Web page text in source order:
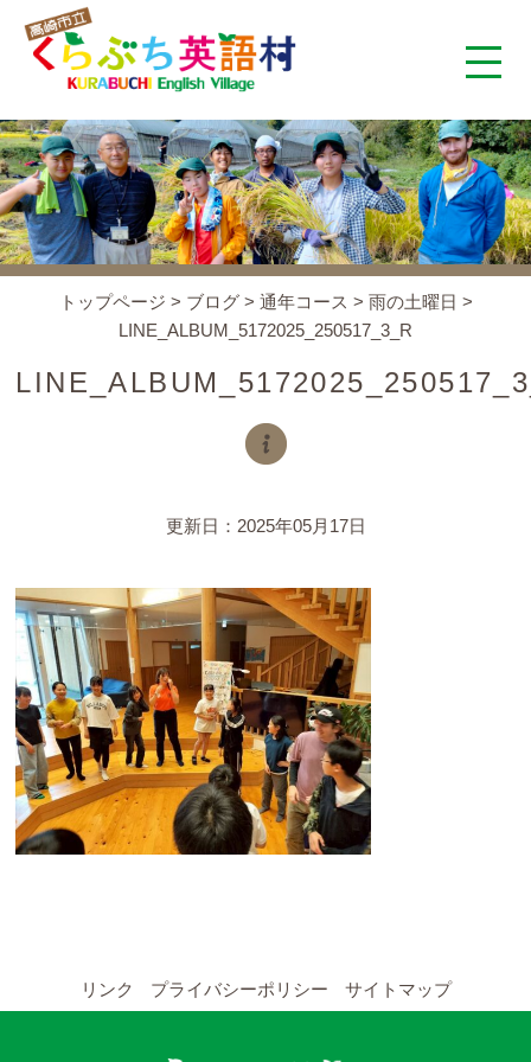
くらぶち英語村とは
コンセプト
YouTubeチャンネル
留学の申し込み
通年コース
週末コース
短期コース
留学コースのご案内
週末コース
トップページ > ブログ> 通年コース > 雨の土曜日 >
LINE_ALBUM_5172025_250517_3_R
更新日：2025年05月17日
リンク プライバシーポリシー サイトマップ